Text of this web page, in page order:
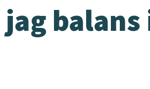
balans